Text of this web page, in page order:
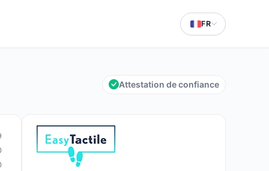
FR
Attestation de confiance